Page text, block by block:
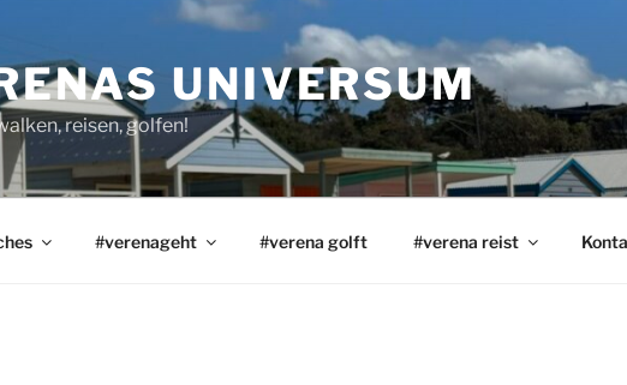
UNIVERSUM
reisen, golfen!
#verenageht #verena golft #verena reist